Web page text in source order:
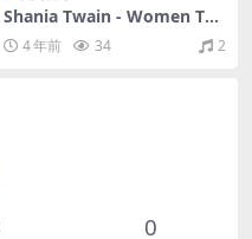
Shania Twain - Women To
The Front: Shania Twain（2
021/FLAC/EP分轨/186M）
4 年前 34 2
0